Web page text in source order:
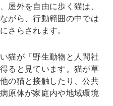
屋外を自由に歩く猫は、
がら、行動範囲の中では
さらされます。
猫が「野生動物と人間社
ると見ています。猫が草
の猫と接触したり、公共
原体が家庭内や地域環境